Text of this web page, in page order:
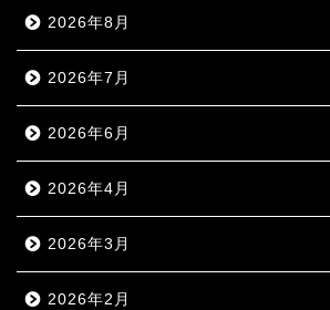
2026年8月
2026年7月
2026年6月
2026年4月
2026年3月
2026年2月